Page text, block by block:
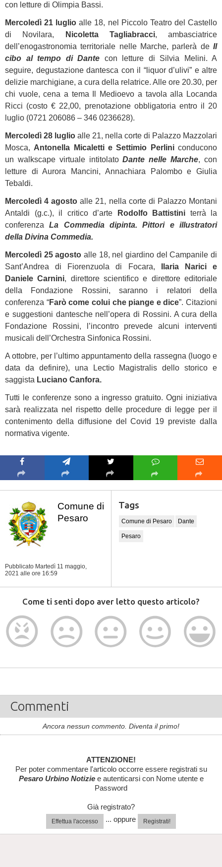
con letture di Olimpia Bassi.
Mercoledì 21 luglio alle 18, nel Piccolo Teatro del Castello
di Novilara,
Nicoletta Tagliabracci, ambasciatrice
dell’enogastronomia territoriale nelle Marche, parlerà de Il
cibo al tempo di Dante con letture di Silvia Melini. A
seguire, degustazione dantesca con il “liquor d’ulivi” e altre
delizie marchigiane, a cura della relatrice. Alle ore 20.30, per
chi vuole, cena a tema Il Medioevo a tavola alla Locanda
Ricci (costo € 22,00, prenotazione obbligatoria entro il 20
luglio (0721 206086 – 346 0236628).
Mercoledì 28 luglio alle 21, nella corte di Palazzo Mazzolari
Mosca, Antonella Micaletti e Settimio Perliniconducono
un walkscape virtuale intitolatoDante nelle Marche, con
letture di Aurora Mancini, Annachiara Palombo e Giulia
Tebaldi.
Mercoledì 4 agosto alle 21, nella corte di Palazzo Montani
Antaldi (g.c.), il critico d’arte
Rodolfo Battistini terrà la
conferenzaLa Commedia dipinta. Pittori e illustratori
della Divina Commedia.
Mercoledì 25 agosto alle 18, nel giardino del Campanile di
Sant’Andrea di Fiorenzuola di Focara,
Ilaria Narici e
Daniele Carnini, direttore scientifico e direttore editoriale
della Fondazione Rossini, saranno i relatori della
conferenza “Farò come colui che piange e dice”. Citazioni
e suggestioni dantesche nell’opera di Rossini. A cura della
Fondazione Rossini, l’incontro prevede alcuni interventi
musicali dell’Orchestra Sinfonica Rossini.
A ottobre, per l’ultimo appuntamento della rassegna (luogo e
data da definire), una Lectio Magistralis dello storico e
saggista Luciano Canfora.
Tutti le conferenze sono a ingresso gratuito. Ogni iniziativa
sarà realizzata nel rispetto delle procedure di legge per il
contenimento della diffusione del Covid 19 previste dalla
normativa vigente.
Comune di
Pesaro
Pubblicato Martedì 11 maggio,
2021 alle ore 16:59
Tags
Comune di Pesaro Dante
Pesaro
Come ti senti dopo aver letto questo articolo?
Commenti
Ancora nessun commento. Diventa il primo!
ATTENZIONE!
Per poter commentare l'articolo occorre essere registrati su
Pesaro Urbino Notiziee autenticarsi con Nome utente e
Password
Già registrato?
Effettua l'accesso ... oppure Registrati!